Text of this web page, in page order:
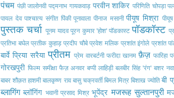
पंचम पंछी जालोनवी पद्मनाभ गायकवाड़ परवीन शाकिर परिणिति चोपड़ा
पायल देव पाश्चात्य संगीत पिंकी पूनावाला पीनाज मसानी पीयूष मिश्रा
पुस्तक चर्चा पूनम यादव पूरन कुमार 'होश' पॉडकास्ट पॉडकॉस्ट
प्रतिभा बघेल प्रतीक कुहाड़ प्रदीप चौबे प्रवेश मलिक प्रशांत इंगोले प्रशांत
बार्वे प्रिया सरैया प्रीतम प्रेम वारबर्टनी फरीदा खानम फ़ैज़ फारिहा
गोरखपुरी फिल्म समीक्षा फैज़ अनवर बप्पी लाहिड़ी बलबीर सिंह 'रंग' बशर
बाबर शौक़त हाशमी बालकृष्ण राव बासु चक्रवर्ती बिमल मित्र बिशाख ज्योति बी
ब्लागिंग ब्लॉगिंग भवानी प्रसाद मिश्र भूपेंद्र मजरूह सुल्तानपुरी